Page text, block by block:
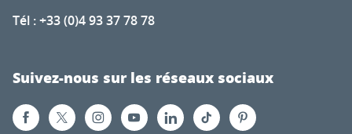
Tél : +33 (0)4 93 37 78 78
Suivez-nous sur les réseaux sociaux